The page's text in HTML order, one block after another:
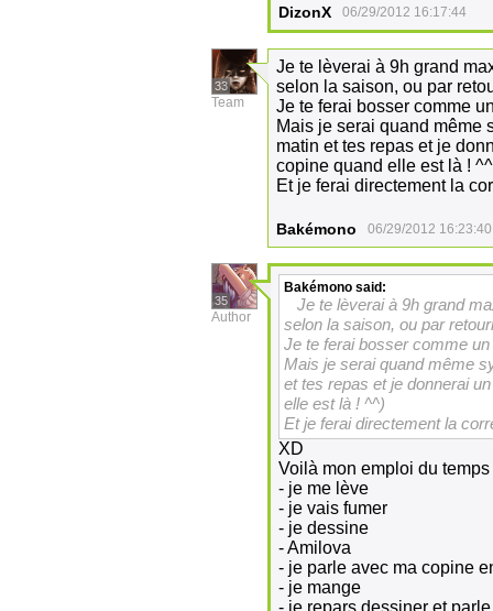
DizonX 06/29/2012 16:17:44
33
Team
Je te lèverai à 9h grand
selon la saison, ou par
Je te ferai bosser comme
Mais je serai quand même
matin et tes repas et je
copine quand elle est là !
Et je ferai directement la
Bakémono 06/29/2012 16:23:40
35
Author
Bakémono said:
Je te lèverai à 9h grand
selon la saison, ou par
Je te ferai bosser comme
Mais je serai quand même
et tes repas et je donnerai
elle est là ! ^^)
Et je ferai directement la
XD
Voilà mon emploi du
- je me lève
- je vais fumer
- je dessine
- Amilova
- je parle avec ma copine
- je mange
- je repars dessiner et